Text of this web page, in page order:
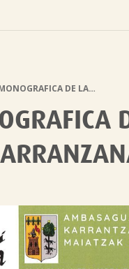

DE LA…